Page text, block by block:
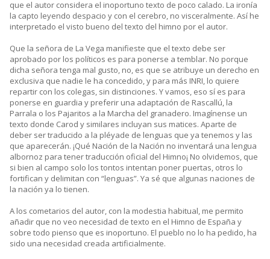
que el autor considera el inoportuno texto de poco calado. La ironía
la capto leyendo despacio y con el cerebro, no visceralmente. Así he
interpretado el visto bueno del texto del himno por el autor.
Que la señora de La Vega manifieste que el texto debe ser
aprobado por los políticos es para ponerse a temblar. No porque
dicha señora tenga mal gusto, no, es que se atribuye un derecho en
exclusiva que nadie le ha concedido, y para más INRI, lo quiere
repartir con los colegas, sin distinciones. Y vamos, eso sí es para
ponerse en guardia y preferir una adaptación de Rascallú, la
Parrala o los Pajaritos a la Marcha del granadero. Imagínense un
texto donde Carod y similares incluyan sus matices. Aparte de
deber ser traducido a la pléyade de lenguas que ya tenemos y las
que aparecerán. ¡Qué Nación de la Nación no inventará una lengua
albornoz para tener traducción oficial del Himno¡ No olvidemos, que
si bien al campo solo los tontos intentan poner puertas, otros lo
fortifican y delimitan con “lenguas”. Ya sé que algunas naciones de
la nación ya lo tienen.
A los cometarios del autor, con la modestia habitual, me permito
añadir que no veo necesidad de texto en el Himno de España y
sobre todo pienso que es inoportuno. El pueblo no lo ha pedido, ha
sido una necesidad creada artificialmente.